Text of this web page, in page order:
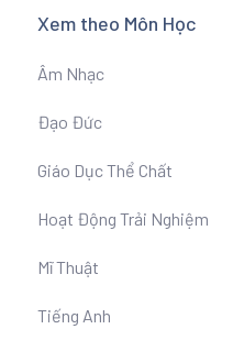
Xem theo Môn Học
Âm Nhạc
Đạo Đức
Giáo Dục Thể Chất
Hoạt Động Trải Nghiệm
Mĩ Thuật
Tiếng Anh